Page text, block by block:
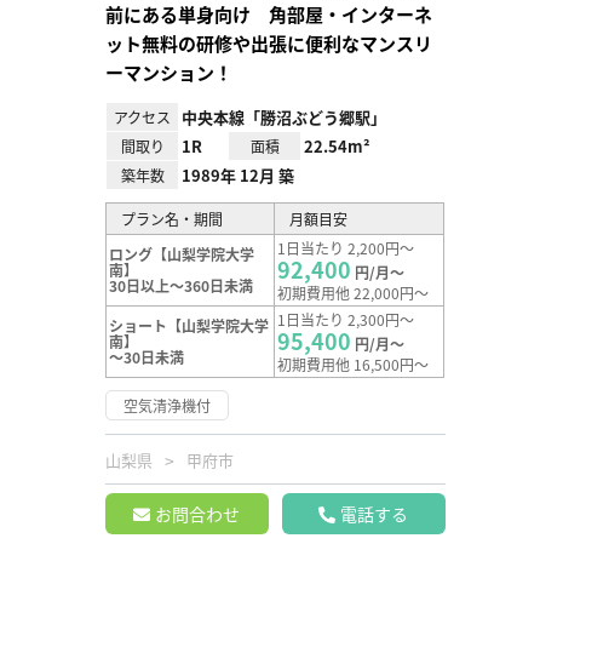
前にある単身向け 角部屋・インターネ
ット無料の研修や出張に便利なマンスリ
ーマンション！
アクセス 中央本線「勝沼ぶどう郷駅」
間取り 1R 面積 22.54m²
築年数 1989年 12月 築
プラン名・期間
月額目安
ロング【山梨学院大学
南】
30日以上～360日未満
1日当たり 2,200円～
92,400 円/月～
初期費用他 22,000円～
ショート【山梨学院大学
南】
～30日未満
1日当たり 2,300円～
95,400 円/月～
初期費用他 16,500円～
空気清浄機付
山梨県 甲府市
お問合わせ 電話する